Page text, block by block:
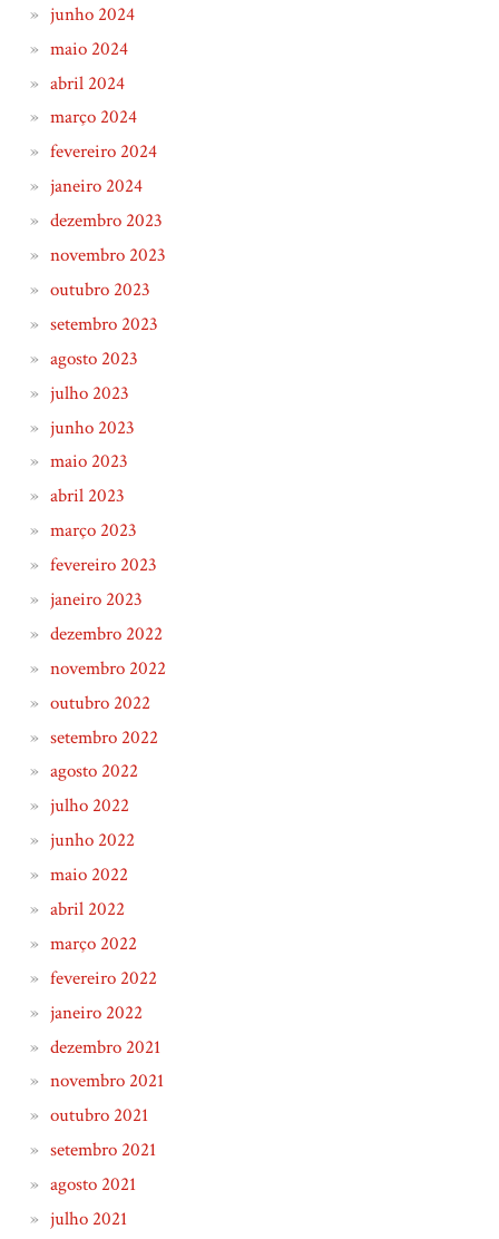
junho 2024
maio 2024
abril 2024
março 2024
fevereiro 2024
janeiro 2024
dezembro 2023
novembro 2023
outubro 2023
setembro 2023
agosto 2023
julho 2023
junho 2023
maio 2023
abril 2023
março 2023
fevereiro 2023
janeiro 2023
dezembro 2022
novembro 2022
outubro 2022
setembro 2022
agosto 2022
julho 2022
junho 2022
maio 2022
abril 2022
março 2022
fevereiro 2022
janeiro 2022
dezembro 2021
novembro 2021
outubro 2021
setembro 2021
agosto 2021
julho 2021